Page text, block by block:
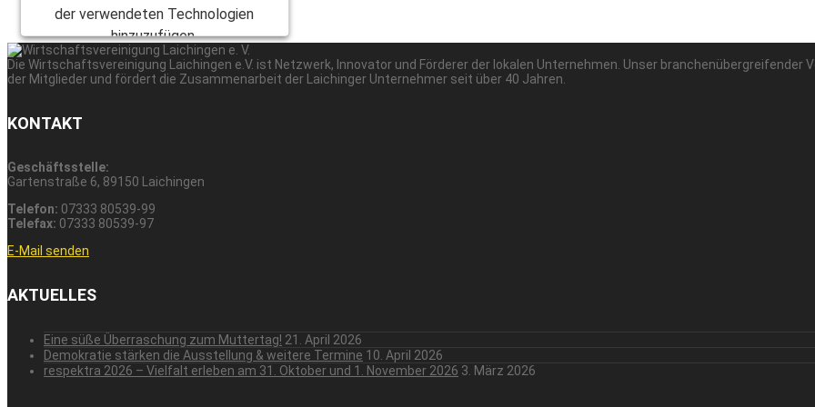
der verwendeten Technologien
hinzuzufügen.
Powered byUsercentrics Consent
Die Wirtschaftsvereinigung Laichingen e.V. ist Netzwerk, Innovator und Förderer der lokalen Unternehmen. Unser
der Mitglieder und fördert die Zusammenarbeit der Laichinger Unternehmer seit über 40 Jahren.
KONTAKT
Geschäftsstelle:
Gartenstraße 6, 89150 Laichingen
Telefon: 07333 80539-99
Telefax: 07333 80539-97
E-Mail senden
AKTUELLES
Eine süße Überraschung zum Muttertag! 21. April 2026
Demokratie stärken die Ausstellung & weitere Termine 10. April 2026
respektra 2026 – Vielfalt erleben am 31. Oktober und 1. November 2026 3. März 2026